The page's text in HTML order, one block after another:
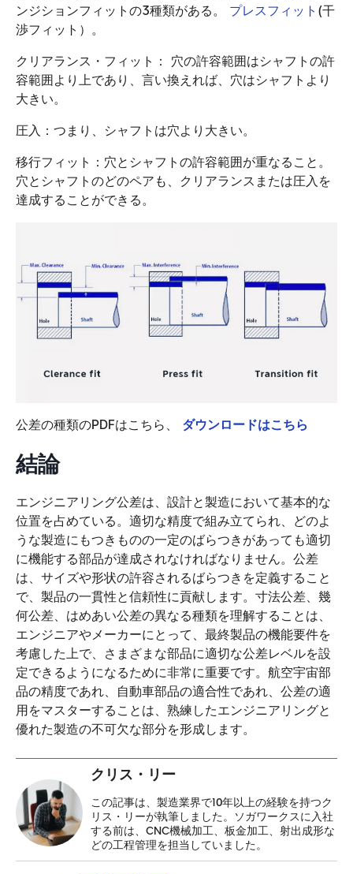
ンジションフィットの3種類がある。 プレスフィット (干
渉フィット）。
クリアランス・フィット：
穴の許容範囲はシャフトの許
容範囲より上であり、言い換えれば、穴はシャフトより
大きい。
圧入：つまり、シャフトは穴より大きい。
移行フィット：穴とシャフトの許容範囲が重なること。
穴とシャフトのどのペアも、クリアランスまたは圧入を
達成することができる。
公差の種類のPDFはこちら、 ダウンロードはこちら
結論
エンジニアリング公差は、設計と製造において基本的な
位置を占めている。適切な精度で組み立てられ、どのよ
うな製造にもつきものの一定のばらつきがあっても適切
に機能する部品が達成されなければなりません。公差
は、サイズや形状の許容されるばらつきを定義すること
で、製品の一貫性と信頼性に貢献します。寸法公差、幾
何公差、はめあい公差の異なる種類を理解することは、
エンジニアやメーカーにとって、最終製品の機能要件を
考慮した上で、さまざまな部品に適切な公差レベルを設
定できるようになるために非常に重要です。航空宇宙部
品の精度であれ、自動車部品の適合性であれ、公差の適
用をマスターすることは、熟練したエンジニアリングと
優れた製造の不可欠な部分を形成します。
クリス・リー
この記事は、製造業界で10年以上の経験を持つク
リス・リーが執筆しました。ソガワークスに入社
する前は、CNC機械加工、板金加工、射出成形な
どの工程管理を担当していました。